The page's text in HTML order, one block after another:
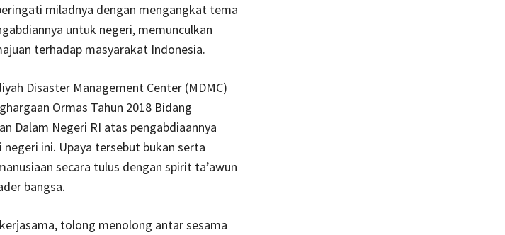
miladnya dengan mengangkat tema
untuk negeri, memunculkan
terhadap masyarakat Indonesia.
Disaster Management Center (MDMC)
Ormas Tahun 2018 Bidang
Dalam Negeri RI atas pengabdiaannya
ini. Upaya tersebut bukan serta
secara tulus dengan spirit ta’awun
bangsa.
tolong menolong antar sesama